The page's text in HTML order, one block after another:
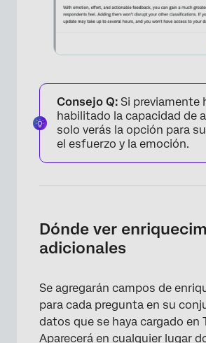
Consejo Q: Si previamente
habilitado la capacidad de
solo verás la opción para
el esfuerzo y la emoción.
Dónde ver
adicionales
Se agregarán campos de
para cada pregunta en su
datos que se haya cargado en
Aparecerá en cualquier lugar